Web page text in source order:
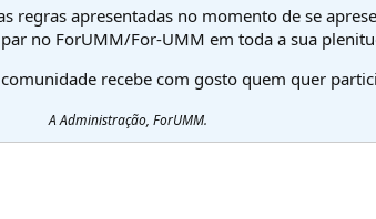
apresentadas no momento de se
no ForUMM/For-UMM em toda a sua
comunidade recebe com gosto quem quer
A Administração, ForUMM.